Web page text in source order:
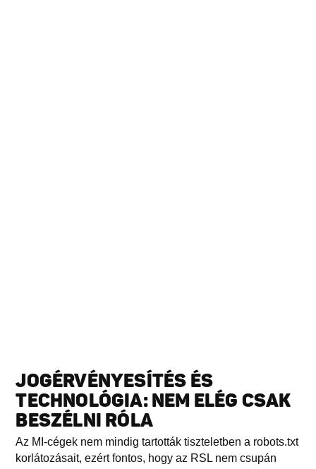
JOGÉRVÉNYESÍTÉS ÉS
TECHNOLÓGIA: NEM ELÉG CSAK
BESZÉLNI RÓLA
Az MI-cégek nem mindig tartották tiszteletben a robots.txt
korlátozásait, ezért fontos, hogy az RSL nem csupán